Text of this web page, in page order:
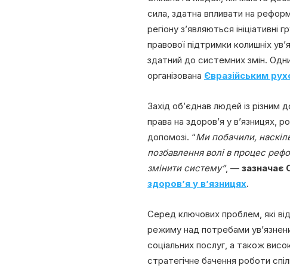
сила, здатна впливати на
регіону з’являються
правової підтримки колишніх
здатний до системних змін.
організована Євразійським
Захід об’єднав людей із
права на здоров’я у в’язницях,
допомозі. “Ми побачили,
позбавлення волі в процес
змінити систему”, — зазначає
здоров’я у в’язницях.
Серед ключових проблем, які
режиму над потребами
соціальних послуг, а також
стратегічне бачення роботи